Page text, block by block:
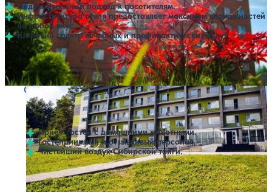
Индивидуальный подход к посетителям.
Инфраструктура отеля предоставляет максимум возможностей
на любой вкус.
Широкий спектр лечебных и профилактических услуг.
Профилей лечения: SPA
Санаторий Сибирская здравница
4.271 отзыв
Новокузнецк
Прием гостей с домашними животными.
Гостеприимный и отзывчивый персонал.
Чистейший воздух Сибирской тайги.
Профилей лечения:7 Открытый бассейн SPA
Нет цен или свободных мест на выбранные даты
Выбрать другой вариант